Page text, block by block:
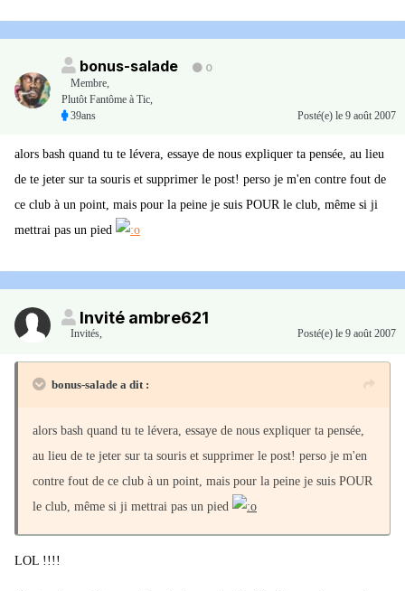
bonus-salade
0
Membre
Plutôt Fantôme à Tic,
39ans
Posté(e) le 9 août 2007
alors bash quand tu te lévera, essaye de nous expliquer ta pensée, au lieu
de te jeter sur ta souris et supprimer le post! perso je m'en contre fout de
ce club à un point, mais pour la peine je suis POUR le club, même si ji
mettrai pas un pied
Invité ambre621
Invités Posté(e) le 9 août 2007
bonus-salade a dit :
alors bash quand tu te lévera, essaye de nous expliquer ta pensée,
au lieu de te jeter sur ta souris et supprimer le post! perso je m'en
contre fout de ce club à un point, mais pour la peine je suis POUR
le club, même si ji mettrai pas un pied
LOL !!!!